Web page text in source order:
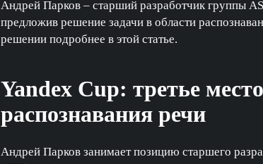
Андрей Парков – старший разработчик группы
предложив решение задачи в области
решении подробнее в этой статье.
Yandex Cup: третье
распознавания речи
Андрей Парков занимает позицию старшего